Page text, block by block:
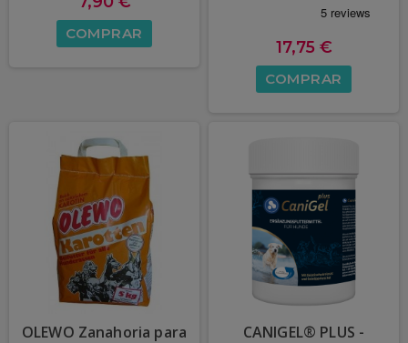
COMPRAR
17,75 €
COMPRAR
OLEWO Zanahoria para
CANIGEL® PLUS -